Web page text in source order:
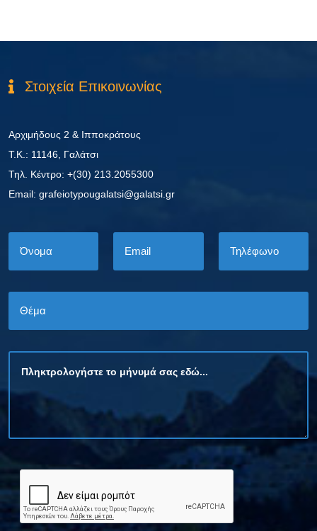
Στοιχεία Επικοινωνίας
Αρχιμήδους 2 & Ιπποκράτους
Τ.Κ.: 11146, Γαλάτσι
Τηλ. Κέντρο: +(30) 213.2055300
Εmail: grafeiotypougalatsi@galatsi.gr